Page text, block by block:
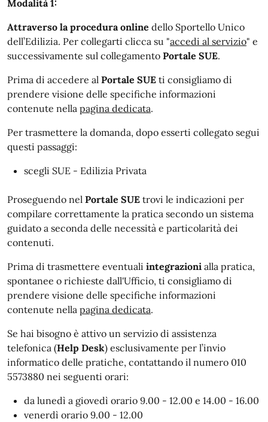
Modalità 1:
Attraverso la procedura online dello Sportello Unico
dell’Edilizia. Per collegarti clicca su "accedi al servizio" e
successivamente sul collegamento Portale SUE.
Prima di accedere al Portale SUE ti consigliamo di
prendere visione delle specifiche informazioni
contenute nella pagina dedicata.
Per trasmettere la domanda, dopo esserti collegato segui
questi passaggi:
scegli SUE - Edilizia Privata
Proseguendo nel Portale SUE trovi le indicazioni per
compilare correttamente la pratica secondo un sistema
guidato a seconda delle necessità e particolarità dei
contenuti.
Prima di trasmettere eventuali integrazioni alla pratica,
spontanee o richieste dall'Ufficio, ti consigliamo di
prendere visione delle specifiche informazioni
contenute nella pagina dedicata.
Se hai bisogno è attivo un servizio di assistenza
telefonica (Help Desk) esclusivamente per l’invio
informatico delle pratiche, contattando il numero 010
5573880 nei seguenti orari:
da lunedì a giovedì orario 9.00 - 12.00 e 14.00 - 16.00
venerdì orario 9.00 - 12.00